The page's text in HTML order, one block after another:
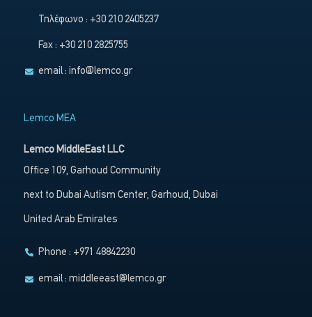
Τηλέφωνο : +30 210 2405237
Fax : +30 210 2825755
email :info@lemco.gr
Lemco MEA
Lemco MiddleEast LLC
Office 109, Garhoud Community
next to Dubai Autism Center, Garhoud, Dubai
United Arab Emirates
Phone : +971 48842230
email :middleeast@lemco.gr